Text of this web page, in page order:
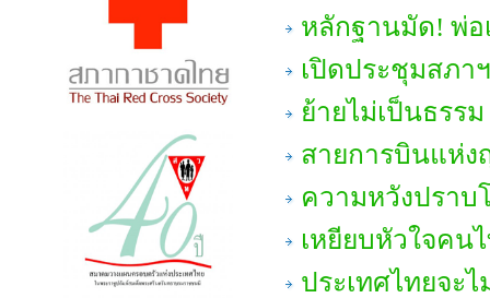
หลักฐานมัด! พ่อ
เปิดประชุมสภา
ย้ายไม่เป็นธรรม
สายการบินแห่
ความหวังปราบ
เหยียบหัวใจคน
ประเทศไทยจะ